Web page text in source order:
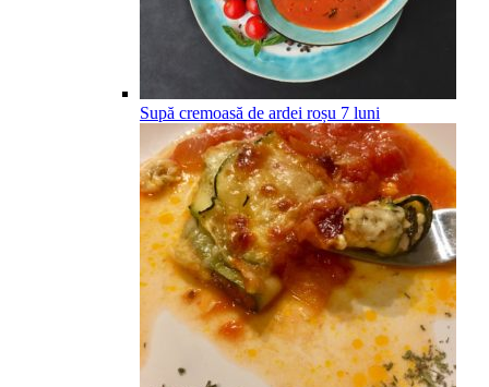
Supă cremoasă de ardei roșu 7 luni